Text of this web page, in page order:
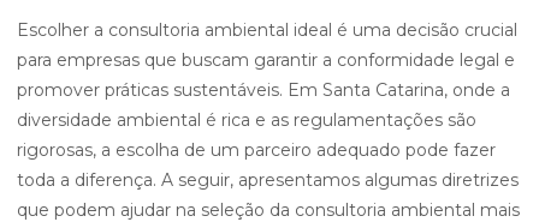
Escolher a consultoria ambiental ideal é uma decisão crucial
para empresas que buscam garantir a conformidade legal e
promover práticas sustentáveis. Em Santa Catarina, onde a
diversidade ambiental é rica e as regulamentações são
rigorosas, a escolha de um parceiro adequado pode fazer
toda a diferença. A seguir, apresentamos algumas diretrizes
que podem ajudar na seleção da consultoria ambiental mais